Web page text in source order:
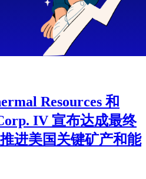
Resources 和
IV 宣布达成最终
进美国关键矿产和能